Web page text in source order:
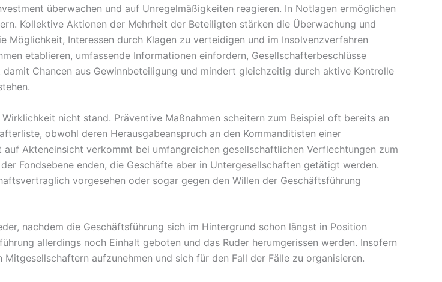
überwachen und auf Unregelmäßigkeiten reagieren. In Notlagen ermöglichen
Kollektive Aktionen der Mehrheit der Beteiligten stärken die Überwachung und
Möglichkeit, Interessen durch Klagen zu verteidigen und im Insolvenzverfahren
etablieren, umfassende Informationen einfordern, Gesellschafterbeschlüsse
Chancen aus Gewinnbeteiligung und mindert gleichzeitig durch aktive Kontrolle
nicht stand. Präventive Maßnahmen scheitern zum Beispiel oft bereits an
obwohl deren Herausgabeanspruch an den Kommanditisten einer
Akteneinsicht verkommt bei umfangreichen gesellschaftlichen Verflechtungen zum
Fondsebene enden, die Geschäfte aber in Untergesellschaften getätigt werden.
vorgesehen oder sogar gegen den Willen der Geschäftsführung
nachdem die Geschäftsführung sich im Hintergrund schon längst in Position
allerdings noch Einhalt geboten und das Ruder herumgerissen werden. Insofern
aufzunehmen und sich für den Fall der Fälle zu organisieren.